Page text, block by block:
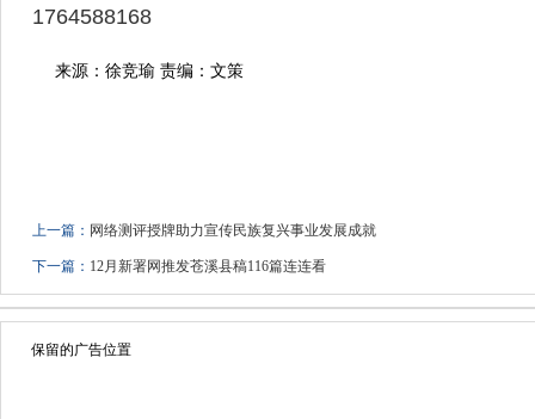
1764588168
来源：徐竞瑜 责编：文策
上一篇： 网络测评授牌助力宣传民族复兴事业发展成就
下一篇： 12月新署网推发苍溪县稿116篇连连看
保留的广告位置